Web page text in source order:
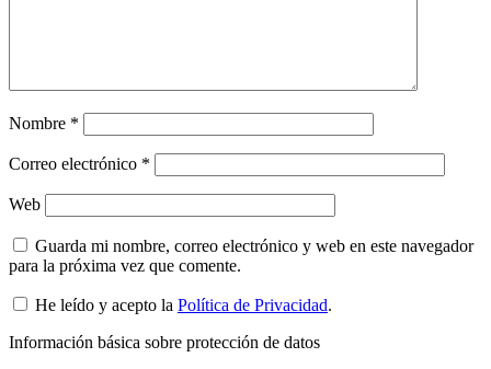
Nombre *
Correo electrónico *
Web
Guarda mi nombre, correo electrónico y web en este navegador
para la próxima vez que comente.
He leído y acepto la Política de Privacidad.
Información básica sobre protección de datos